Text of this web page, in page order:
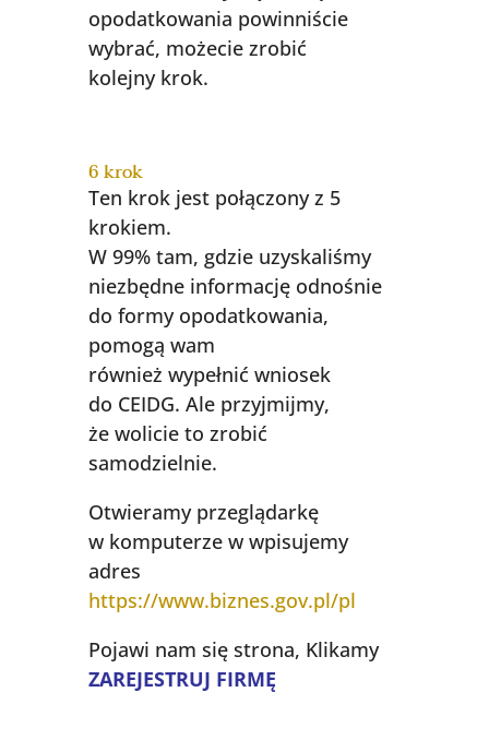
opodatkowania powinniście
wybrać, możecie zrobić
kolejny krok.
6 krok
Ten krok jest połączony z 5
krokiem.
W 99% tam, gdzie uzyskaliśmy
niezbędne informację odnośnie
do formy opodatkowania,
pomogą wam
również wypełnić wniosek
do CEIDG. Ale przyjmijmy,
że wolicie to zrobić
samodzielnie.
Otwieramy przeglądarkę
w komputerze w wpisujemy
adres
https://www.biznes.gov.pl/pl
Pojawi nam się strona, Klikamy
ZAREJESTRUJ FIRMĘ